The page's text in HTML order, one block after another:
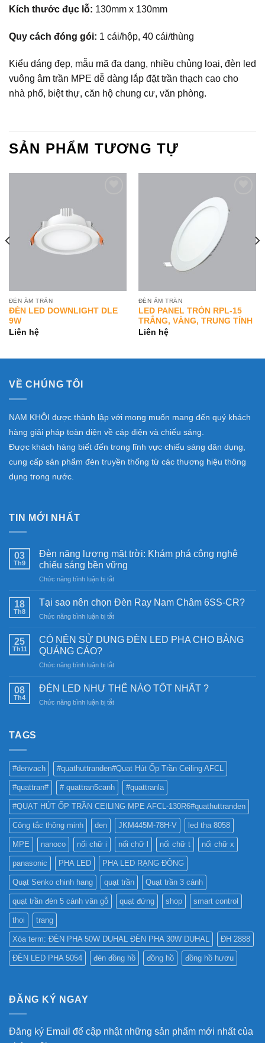
Kích thước đục lỗ: 130mm x 130mm
Quy cách đóng gói: 1 cái/hộp, 40 cái/thùng
Kiểu dáng đẹp, mẫu mã đa dạng, nhiều chủng loại, đèn led
vuông âm trần MPE dễ dàng lắp đặt trần thạch cao cho
nhà phố, biệt thự, căn hộ chung cư, văn phòng.
SẢN PHẨM TƯƠNG TỰ
ĐÈN ÂM TRẦN
ĐÈN LED DOWNLIGHT DLE
9W
Liên hệ
Wishlist
ĐÈN ÂM TRẦN
LED PANEL TRÒN RPL-15
TRẮNG, VÀNG, TRUNG TÍNH
Liên hệ
VỀ CHÚNG TÔI
NAM KHÔI được thành lập với mong muốn mang đến quý khách
hàng giải pháp toàn diện về cáp điện và chiếu sáng.
Được khách hàng biết đến trong lĩnh vực chiếu sáng dân dụng,
cung cấp sản phẩm đèn truyền thống từ các thương hiệu thông
dụng trong nước.
TIN MỚI NHẤT
03
Th9
Đèn năng lượng mặt trời: Khám phá công nghệ
chiếu sáng bền vững
Chức năng bình luận bị tắtở
năng
mặt
Khám
nghệ
sáng
18
Th8
Tại sao nên chọn Đèn Ray Nam Châm 6SS-CR?
Chức năng bình luận bị tắtở
sao
Đèn
Nam
6SS-
25
Th11
CÓ NÊN SỬ DỤNG ĐÈN LED PHA CHO BẢNG
QUẢNG CÁO?
Chức năng bình luận bị tắtở
NÊN
DỤNG
QUẢNG
CÁO?
08
Th4
ĐÈN LED NHƯ THẾ NÀO TỐT NHẤT ?
Chức năng bình luận bị tắtở
TỐT
NHẤT
?
TAGS
#denvach #quathuttranden#Quạt Hút Ốp Trần Ceiling AFCL
#quattran# # quattran5canh #quattranla
#QUẠT HÚT ỐP TRẦN CEILING MPE AFCL-130R6#quathuttranden
Công tắc thông minh den JKM445M-78H-V led tha 8058
MPE nanoco nối chữ i nối chữ l nối chữ t nối chữ x
panasonic PHA LED PHA LED RẠNG ĐÔNG
Quạt Senko chinh hang quạt trần Quạt trần 3 cánh
quạt trần đèn 5 cánh vân gỗ quạt đứng shop smart control
thoi trang
Xóa term: ĐÈN PHA 50W DUHAL ĐÈN PHA 30W DUHAL ĐH 2888
ĐÈN LED PHA 5054 đèn đồng hồ đồng hồ đồng hồ hươu
ĐĂNG KÝ NGAY
Đăng ký Email để cập nhật những sản phẩm mới nhất của